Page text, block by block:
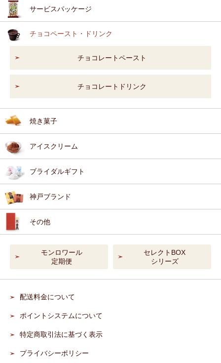
サービスパッケージ
チョコペースト・ドリンク
チョコレートペースト
チョコレートドリンク
焼き菓子
アイスクリーム
ブライダルギフト
神戸ブランド
その他
モンロワール
定期便
セレクトBOX
シリーズ
配送料金について
ポイントシステムについて
特定商取引法に基づく表示
プライバシーポリシー